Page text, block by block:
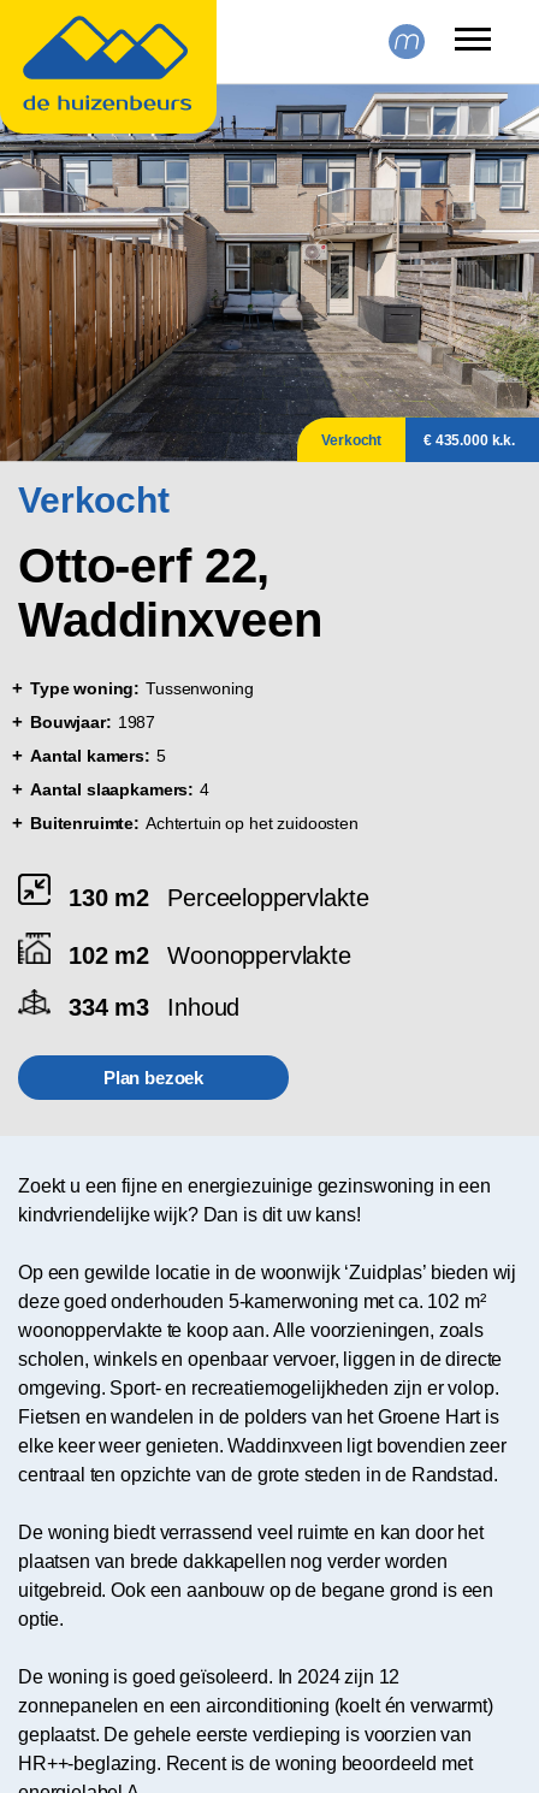
Verkocht € 435.000 k.k.
Verkocht
Otto-erf 22,
Waddinxveen
Type woning: Tussenwoning
Bouwjaar: 1987
Aantal kamers: 5
Aantal slaapkamers: 4
Buitenruimte: Achtertuin op het zuidoosten
130 m2 Perceeloppervlakte
102 m2
Woonoppervlakte
334 m3
Inhoud
Plan bezoek
Zoekt u een fijne en energiezuinige gezinswoning in een
kindvriendelijke wijk? Dan is dit uw kans!
Op een gewilde locatie in de woonwijk ‘Zuidplas’ bieden wij
deze goed onderhouden 5-kamerwoning met ca. 102 m²
woonoppervlakte te koop aan. Alle voorzieningen, zoals
scholen, winkels en openbaar vervoer, liggen in de directe
omgeving. Sport- en recreatiemogelijkheden zijn er volop.
Fietsen en wandelen in de polders van het Groene Hart is
elke keer weer genieten. Waddinxveen ligt bovendien zeer
centraal ten opzichte van de grote steden in de Randstad.
De woning biedt verrassend veel ruimte en kan door het
plaatsen van brede dakkapellen nog verder worden
uitgebreid. Ook een aanbouw op de begane grond is een
optie.
De woning is goed geïsoleerd. In 2024 zijn 12
zonnepanelen en een airconditioning (koelt én verwarmt)
geplaatst. De gehele eerste verdieping is voorzien van
HR++-beglazing. Recent is de woning beoordeeld met